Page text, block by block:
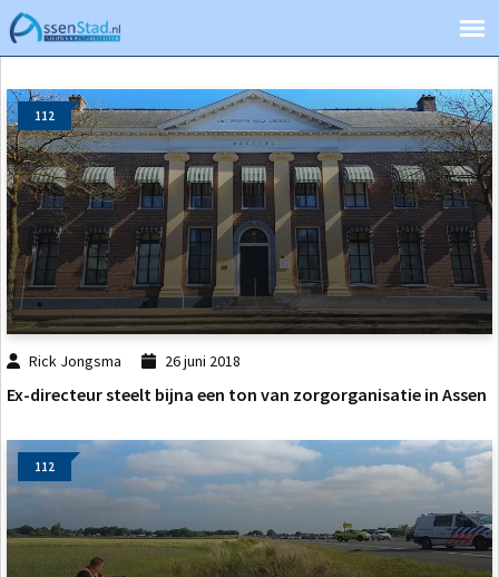
112
Rick Jongsma 26 juni 2018
Ex-directeur steelt bijna een ton van zorgorganisatie in Assen
112